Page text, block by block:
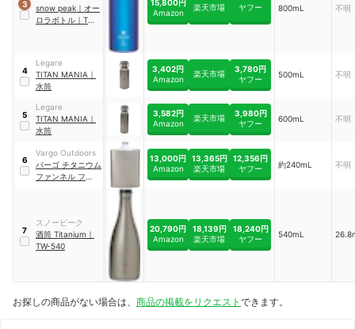
3
snow peak ｜ オー
ロラボトル ｜ TW-
15,800円
Amazon
楽天市場 ヤフー 800mL 不明
4
Legare
TITAN MANIA ｜
水筒
3,402円
Amazon
楽天市場
3,780円
ヤフー
500mL 不明
5
Legare
TITAN MANIA ｜
水筒
3,582円
Amazon
楽天市場
3,980円
ヤフー
600mL 不明
6
Vargo Outdoors
バーゴ チタニウム
ファンネル フラス
13,000円
Amazon
13,365円
楽天市場
12,356円
ヤフー
約240mL 不明
7
スノーピーク
酒筒 Titanium ｜
TW-540
20,790円
Amazon
18,139円
楽天市場
18,240円
ヤフー
540mL
お探しの商品がない場合は、 商品の掲載をリクエスト できます。